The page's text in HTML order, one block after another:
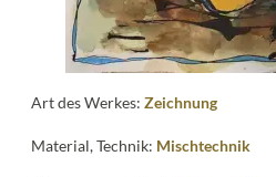
Art des Werkes:Zeichnung
Material, Technik: Mischtechnik